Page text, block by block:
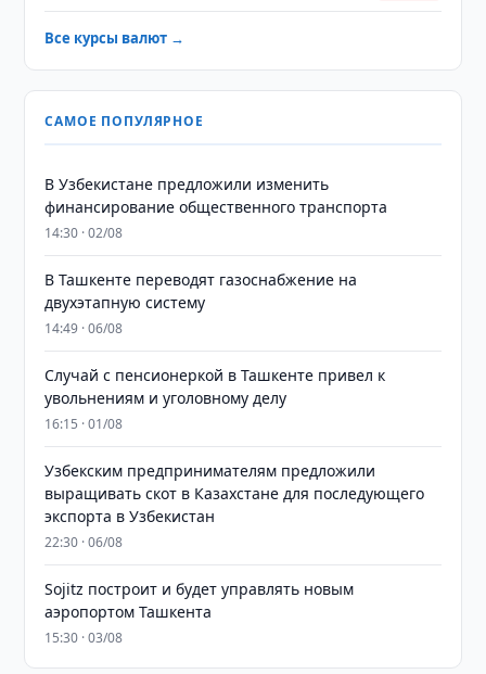
Все курсы валют →
САМОЕ ПОПУЛЯРНОЕ
В Узбекистане предложили изменить
финансирование общественного транспорта
14:30 · 02/08
В Ташкенте переводят газоснабжение на
двухэтапную систему
14:49 · 06/08
Случай с пенсионеркой в Ташкенте привел к
увольнениям и уголовному делу
16:15 · 01/08
Узбекским предпринимателям предложили
выращивать скот в Казахстане для последующего
экспорта в Узбекистан
22:30 · 06/08
Sojitz построит и будет управлять новым
аэропортом Ташкента
15:30 · 03/08